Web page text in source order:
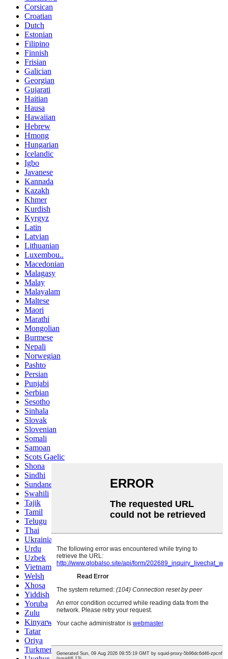
Corsican
Croatian
Dutch
Estonian
Filipino
Finnish
Frisian
Galician
Georgian
Gujarati
Haitian
Hausa
Hawaiian
Hebrew
Hmong
Hungarian
Icelandic
Igbo
Javanese
Kannada
Kazakh
Khmer
Kurdish
Kyrgyz
Latin
Latvian
Lithuanian
Luxembou..
Macedonian
Malagasy
Malay
Malayalam
Maltese
Maori
Marathi
Mongolian
Burmese
Nepali
Norwegian
Pashto
Persian
Punjabi
Serbian
Sesotho
Sinhala
Slovak
Slovenian
Somali
Samoan
Scots Gaelic
Shona
Sindhi
Sundanese
Swahili
Tajik
Tamil
Telugu
Thai
Ukrainian
Urdu
Uzbek
Vietnamese
Welsh
Xhosa
Yiddish
Yoruba
Zulu
Kinyarwanda
Tatar
Oriya
Turkmen